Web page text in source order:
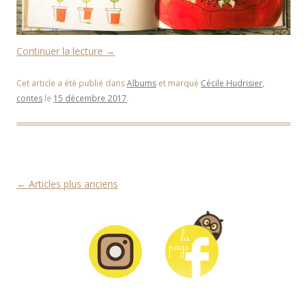
Continuer la lecture →
Cet article a été publié dansAlbums et marqué Cécile Hudrisier,
contes le 15 décembre 2017.
Navigation des articles
← Articles plus anciens